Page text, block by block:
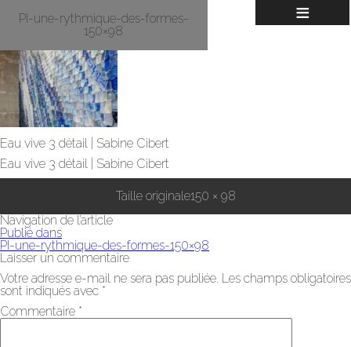
≡
PI-une-rythmique-des-formes-
150×98
Eau vive 3 détail | Sabine Cibert
Eau vive 3 détail | Sabine Cibert
Taille originale150 × 98
Navigation de l’article
Publié dans
PI-une-rythmique-des-formes-150×98
Laisser un commentaire
Votre adresse e-mail ne sera pas publiée. Les champs obligatoires
sont indiqués avec *
Commentaire *